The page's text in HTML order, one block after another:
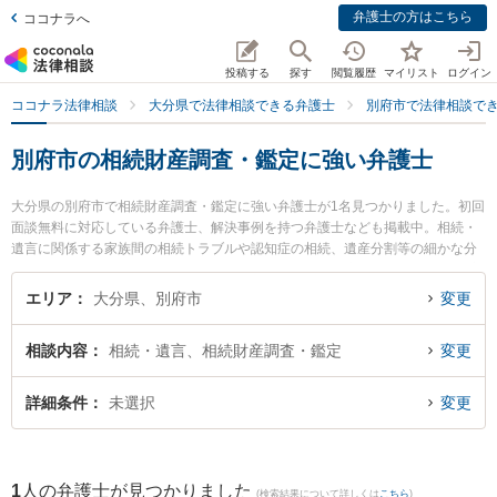
ココナラへ 弁護士の方はこちら
投稿する 探す 閲覧履歴 マイリスト ログイン
ココナラ法律相談 大分県で法律相談できる弁護士 別府市で法律相談で
別府市の相続財産調査・鑑定に強い弁護士
大分県の別府市で相続財産調査・鑑定に強い弁護士が1名見つかりました。初回
面談無料に対応している弁護士、解決事例を持つ弁護士なども掲載中。相続・
遺言に関係する家族間の相続トラブルや認知症の相続、遺産分割等の細かな分
野での絞り込み検索もでき便利です。特に弁護士法人古庄総合法律事務所 別府
支部の山下 昇悟弁護士のプロフィール情報や弁護士費用、強みなどが注目され
富な近くの弁護士を検索したい』『初回相談無料で相続財産調査・鑑定を法律
相談できる別府市内の弁護士に相談予約したい』などでお困りの相談者さんに
おすすめです。
エリア 大分県、別府市 変更
相談内容 相続・遺言、相続財産調査・鑑定 変更
詳細条件 未選択 変更
1 人の弁護士が見つかりました (検索結果について詳しくは こちら)